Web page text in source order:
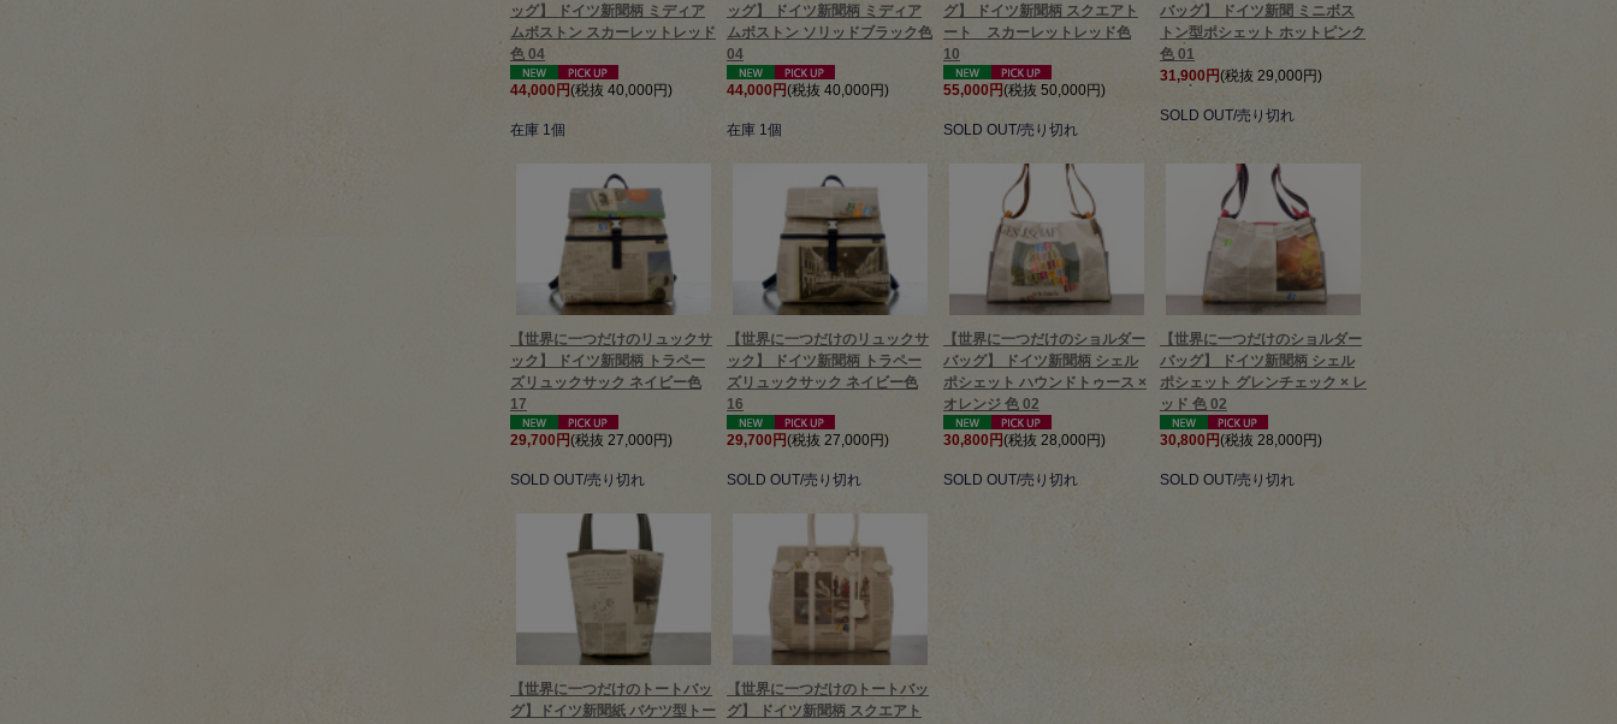
ッグ】 ドイツ新聞柄 ミディア
ムボストン スカーレットレッド
色 04
44,000円(税抜 40,000円)
在庫 1個
ッグ】 ドイツ新聞柄 ミディア
ムボストン ソリッドブラック色
04
44,000円(税抜 40,000円)
在庫 1個
グ】 ドイツ新聞柄 スクエアト
ート スカーレットレッド色
10
55,000円(税抜 50,000円)
SOLD OUT/売り切れ
バッグ】 ドイツ新聞 ミニボス
トン型ポシェット ホットピンク
色 01
31,900円(税抜 29,000円)
SOLD OUT/売り切れ
【世界に一つだけのリュックサ
ック】 ドイツ新聞柄 トラペー
ズリュックサック ネイビー色
17
29,700円(税抜 27,000円)
SOLD OUT/売り切れ
【世界に一つだけのリュックサ
ック】 ドイツ新聞柄 トラペー
ズリュックサック ネイビー色
16
29,700円(税抜 27,000円)
SOLD OUT/売り切れ
【世界に一つだけのショルダー
バッグ】 ドイツ新聞柄 シェル
ポシェット ハウンドトゥース ×
オレンジ 色 02
30,800円(税抜 28,000円)
SOLD OUT/売り切れ
【世界に一つだけのショルダー
バッグ】 ドイツ新聞柄 シェル
ポシェット グレンチェック × レ
ッド 色 02
30,800円(税抜 28,000円)
SOLD OUT/売り切れ
【世界に一つだけのトートバッ
グ】ドイツ新聞紙 バケツ型トー
【世界に一つだけのトートバッ
グ】 ドイツ新聞柄 スクエアト